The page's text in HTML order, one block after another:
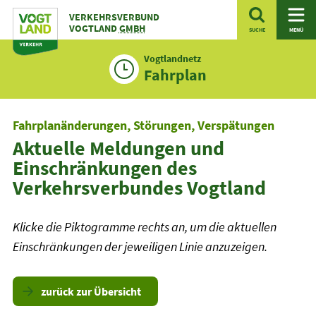
Zum
Inhalt
VERKEHRSVERBUND
VOGTLANDGMBH SUCHE MENÜ
Vogtlandnetz
Fahrplan
Fahrplanänderungen, Störungen, Verspätungen
Aktuelle Meldungen und
Einschränkungen des
Verkehrsverbundes Vogtland
Klicke die Piktogramme rechts an, um die aktuellen
Einschränkungen der jeweiligen Linie anzuzeigen.
zurück zur Übersicht